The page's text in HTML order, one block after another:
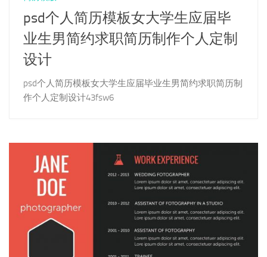
psd个人简历模板女大学生应届毕
业生男简约求职简历制作个人定制
设计
psd个人简历模板女大学生应届毕业生男简约求职简历制
作个人定制设计43fsw6